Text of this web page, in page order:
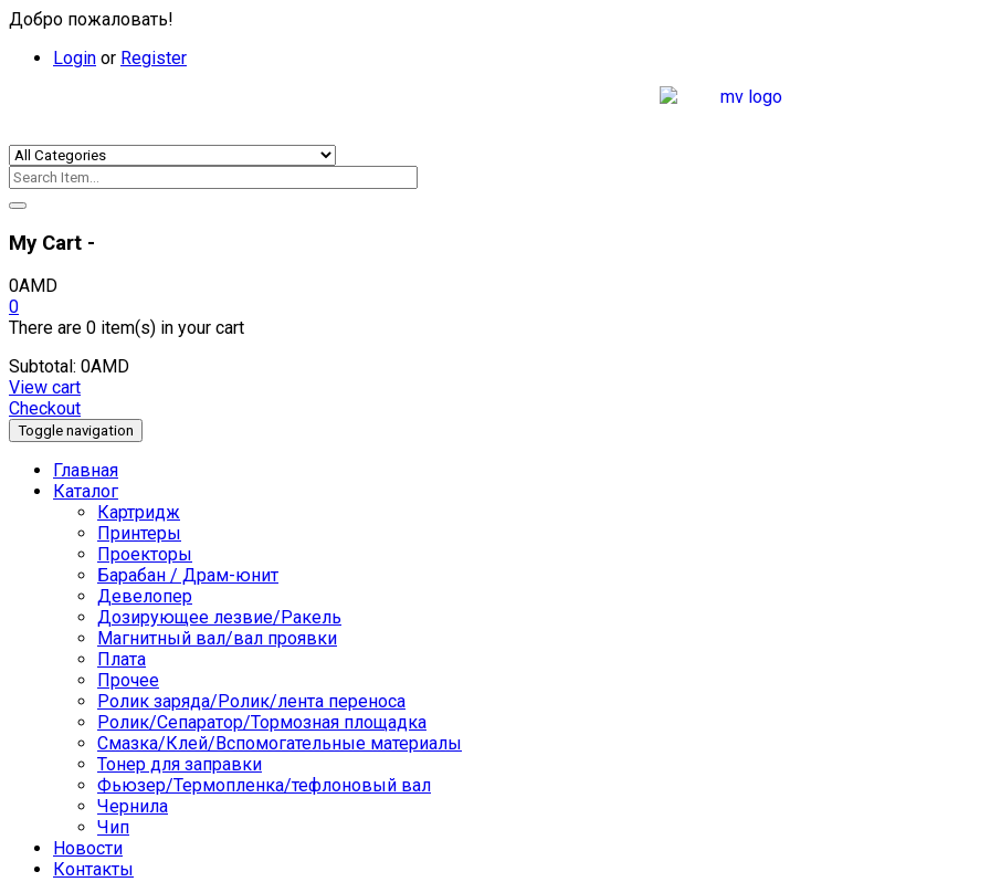
Добро пожаловать!
Login or Register
My Cart -
0AMD
0
There are 0 item(s) in your cart
Subtotal: 0AMD
View cart
Checkout
Toggle navigation
Главная
Каталог
Картридж
Принтеры
Проекторы
Барабан / Драм-юнит
Девелопер
Дозирующее лезвие/Ракель
Магнитный вал/вал проявки
Плата
Прочее
Ролик заряда/Ролик/лента переноса
Ролик/Сепаратор/Тормозная площадка
Смазка/Клей/Вспомогательные материалы
Тонер для заправки
Фьюзер/Термопленка/тефлоновый вал
Чернила
Чип
Новости
Контакты